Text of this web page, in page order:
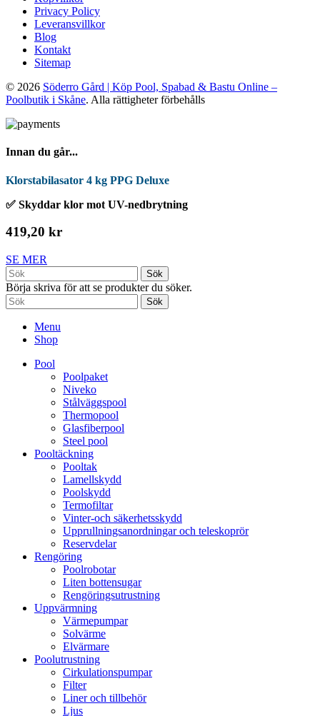
Privacy Policy
Leveransvillkor
Blog
Kontakt
Sitemap
© 2026 Söderro Gård | Köp Pool, Spabad & Bastu Online –
Poolbutik i Skåne. Alla rättigheter förbehålls
Innan du går...
Klorstabilasator 4 kg PPG Deluxe
✅ Skyddar klor mot UV-nedbrytning
419,20 kr
SE MER
Sök
Börja skriva för att se produkter du söker.
Sök
Menu
Shop
Pool
Poolpaket
Niveko
Stålväggspool
Thermopool
Glasfiberpool
Steel pool
Pooltäckning
Pooltak
Lamellskydd
Poolskydd
Termofiltar
Vinter-och säkerhetsskydd
Upprullningsanordningar och teleskoprör
Reservdelar
Rengöring
Poolrobotar
Liten bottensugar
Rengöringsutrustning
Uppvärmning
Värmepumpar
Solvärme
Elvärmare
Poolutrustning
Cirkulationspumpar
Filter
Liner och tillbehör
Ljus